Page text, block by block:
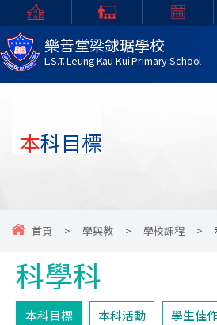
樂善堂梁銶琚學校
L.S.T. Leung Kau Kui Primary School
本科目標
首頁 > 學與教 > 學校課程 >
科學科
本科目標 本科活動 學生佳